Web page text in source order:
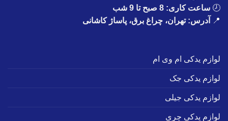
🕗 ساعت کاری: 8 صبح تا 9 شب
📍
آدرس: تهران، چراغ برق، پاساژ کاشانی
لوازم یدکی ام وی ام
لوازم یدکی جک
لوازم یدکی جیلی
لوازم یدکی چری